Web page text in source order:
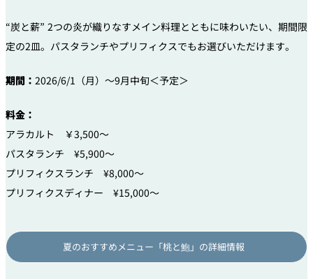
“炭と薪” 2つの炎が織りなすメイン料理とともに味わいたい、期間限
定の2皿。パスタランチやプリフィクスでもお選びいただけます。
期間： 2026/6/1（月）～9月中旬＜予定＞
料金：
アラカルト ￥3,500～
パスタランチ ¥5,900～
プリフィクスランチ ¥8,000～
プリフィクスディナー ¥15,000～
夏のおすすめメニュー「桃と鮑」の詳細情報